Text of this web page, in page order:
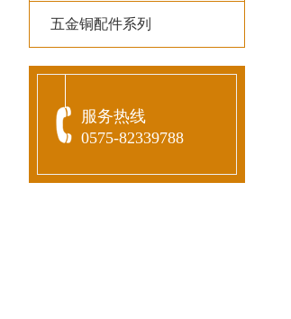
五金铜配件系列
服务热线
0575-82339788